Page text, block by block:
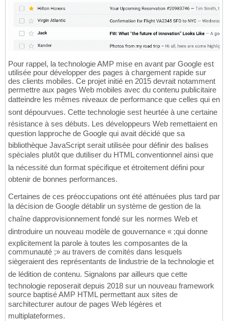
Pour rappel, la technologie AMP mise en avant par Google est
utilisée pour développer des pages à chargement rapide sur
des clients mobiles. Ce projet initié en 2015 devrait notamment
permettre aux pages Web mobiles avec du contenu publicitaire
datteindre les mêmes niveaux de performance que celles qui en
sont dépourvues. Cette technologie sest heurtée à une certaine
résistance à ses débuts. Les développeurs Web remettaient en
question lapproche de Google qui avait décidé que sa
bibliothèque JavaScript serait utilisée pour définir des balises
spéciales plutôt que dutiliser du HTML conventionnel ainsi que
la nécessité dun format spécifique et étroitement défini pour
obtenir de bonnes performances.
Certaines de ces préoccupations ont été atténuées plus tard par
la décision de Google détablir un système de gestion de la
chaîne dapprovisionnement fondé sur les normes Web et
dintroduire un nouveau modèle de gouvernance « ;qui donne
explicitement la parole à toutes les composantes de la
communauté ;» au travers de comités dans lesquels
siègeraient des représentants de lindustrie de la technologie et
de lédition de contenu. Signalons par ailleurs que cette
technologie reposerait depuis 2018 sur un nouveau framework
source baptisé AMP HTML permettant aux sites de
sarchitecturer autour de pages Web légères et
multiplateformes.